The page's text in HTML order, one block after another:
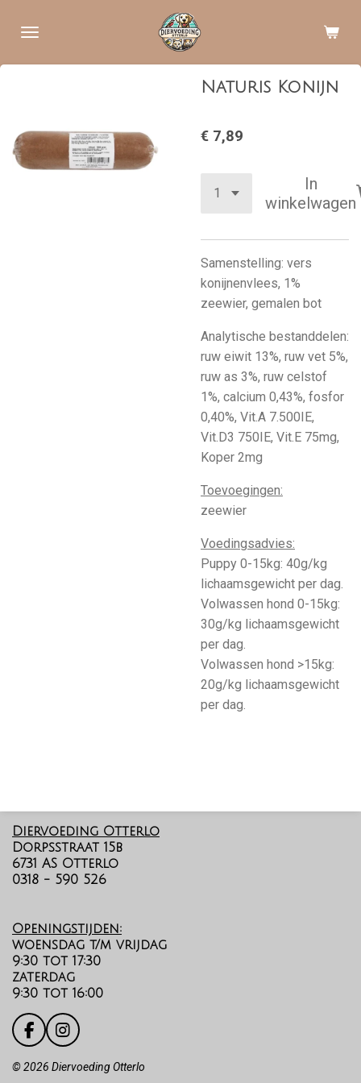
direct
Naturis Konijn
€ 7,89
In
winkelwagen
Samenstelling: vers
konijnenvlees, 1%
zeewier, gemalen bot
Analytische bestanddelen:
ruw eiwit 13%, ruw vet 5%,
ruw as 3%, ruw celstof
1%, calcium 0,43%, fosfor
0,40%, Vit.A 7.500IE,
Vit.D3 750IE, Vit.E 75mg,
Koper 2mg
Toevoegingen:
zeewier
Voedingsadvies:
Puppy 0-15kg: 40g/kg
lichaamsgewicht per dag.
Volwassen hond 0-15kg:
30g/kg lichaamsgewicht
per dag.
Volwassen hond >15kg:
20g/kg lichaamsgewicht
per dag.
Diervoeding Otterlo
Dorpsstraat 15b
6731 AS Otterlo
0318 - 590 526
Openingstijden:
woensdag t/m vrijdag
9:30 tot 17:30
zaterdag
9:30 tot 16:00
F
a
c
I
n
s
©️2026 Diervoeding Otterlo